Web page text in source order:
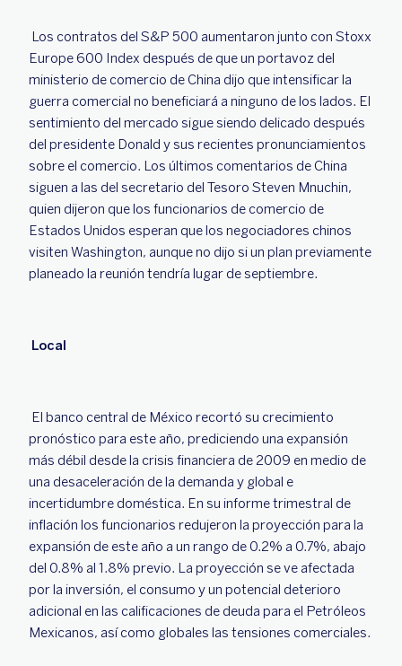
Los contratos del S&P 500 aumentaron junto con Stoxx
Europe 600 Index después de que un portavoz del
ministerio de comercio de China dijo que intensificar la
guerra comercial no beneficiará a ninguno de los lados. El
sentimiento del mercado sigue siendo delicado después
del presidente Donald y sus recientes pronunciamientos
sobre el comercio. Los últimos comentarios de China
siguen a las del secretario del Tesoro Steven Mnuchin,
quien dijeron que los funcionarios de comercio de
Estados Unidos esperan que los negociadores chinos
visiten Washington, aunque no dijo si un plan previamente
planeado la reunión tendría lugar de septiembre.
Local
El banco central de México recortó su crecimiento
pronóstico para este año, prediciendo una expansión
más débil desde la crisis financiera de 2009 en medio de
una desaceleración de la demanda y global e
incertidumbre doméstica. En su informe trimestral de
inflación los funcionarios redujeron la proyección para la
expansión de este año a un rango de 0.2% a 0.7%, abajo
del 0.8% al 1.8% previo. La proyección se ve afectada
por la inversión, el consumo y un potencial deterioro
adicional en las calificaciones de deuda para el Petróleos
Mexicanos, así como globales las tensiones comerciales.